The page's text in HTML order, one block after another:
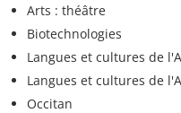
Arts : théâtre
Biotechnologies
Langues et cultures de
Langues et cultures de
Occitan